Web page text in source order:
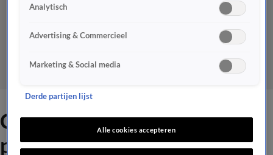
Chris Woerts: 'EK zonder
publiek spelen is eigenlijk
Analytisch
Advertising & Commercieel
Marketing & Social media
Derde partijen lijst
Alle cookies accepteren